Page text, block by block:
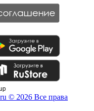
© 2026 Все права